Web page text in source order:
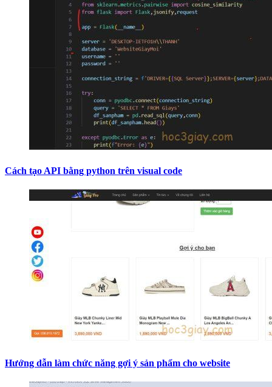
Cách tạo API bằng python trên visual code
Hướng dẫn làm chức năng gợi ý sản phẩm cho website